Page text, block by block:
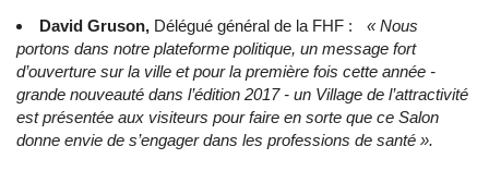
David Gruson, Délégué général de la FHF :
« Nous
portons dans notre plateforme politique, un message fort
d’ouverture sur la ville et pour la première fois cette année -
grande nouveauté dans l’édition 2017 - un Village de l’attractivité
est présentée aux visiteurs pour faire en sorte que ce Salon
donne envie de s’engager dans les professions de santé ».